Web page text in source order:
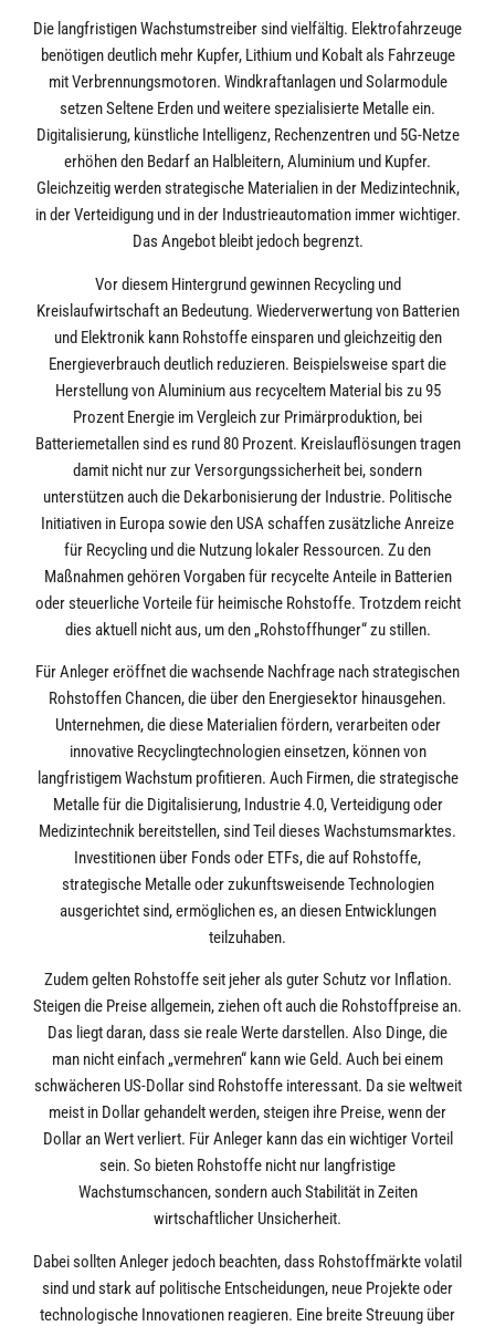
Die langfristigen Wachstumstreiber sind vielfältig. Elektrofahrzeuge
benötigen deutlich mehr Kupfer, Lithium und Kobalt als Fahrzeuge
mit Verbrennungsmotoren. Windkraftanlagen und Solarmodule
setzen Seltene Erden und weitere spezialisierte Metalle ein.
Digitalisierung, künstliche Intelligenz, Rechenzentren und 5G-Netze
erhöhen den Bedarf an Halbleitern, Aluminium und Kupfer.
Gleichzeitig werden strategische Materialien in der Medizintechnik,
in der Verteidigung und in der Industrieautomation immer wichtiger.
Das Angebot bleibt jedoch begrenzt.
Vor diesem Hintergrund gewinnen Recycling und
Kreislaufwirtschaft an Bedeutung. Wiederverwertung von Batterien
und Elektronik kann Rohstoffe einsparen und gleichzeitig den
Energieverbrauch deutlich reduzieren. Beispielsweise spart die
Herstellung von Aluminium aus recyceltem Material bis zu 95
Prozent Energie im Vergleich zur Primärproduktion, bei
Batteriemetallen sind es rund 80 Prozent. Kreislauflösungen tragen
damit nicht nur zur Versorgungssicherheit bei, sondern
unterstützen auch die Dekarbonisierung der Industrie. Politische
Initiativen in Europa sowie den USA schaffen zusätzliche Anreize
für Recycling und die Nutzung lokaler Ressourcen. Zu den
Maßnahmen gehören Vorgaben für recycelte Anteile in Batterien
oder steuerliche Vorteile für heimische Rohstoffe. Trotzdem reicht
dies aktuell nicht aus, um den „Rohstoffhunger“ zu stillen.
Für Anleger eröffnet die wachsende Nachfrage nach strategischen
Rohstoffen Chancen, die über den Energiesektor hinausgehen.
Unternehmen, die diese Materialien fördern, verarbeiten oder
innovative Recyclingtechnologien einsetzen, können von
langfristigem Wachstum profitieren. Auch Firmen, die strategische
Metalle für die Digitalisierung, Industrie 4.0, Verteidigung oder
Medizintechnik bereitstellen, sind Teil dieses Wachstumsmarktes.
Investitionen über Fonds oder ETFs, die auf Rohstoffe,
strategische Metalle oder zukunftsweisende Technologien
ausgerichtet sind, ermöglichen es, an diesen Entwicklungen
teilzuhaben.
Zudem gelten Rohstoffe seit jeher als guter Schutz vor Inflation.
Steigen die Preise allgemein, ziehen oft auch die Rohstoffpreise an.
Das liegt daran, dass sie reale Werte darstellen. Also Dinge, die
man nicht einfach „vermehren“ kann wie Geld. Auch bei einem
schwächeren US-Dollar sind Rohstoffe interessant. Da sie weltweit
meist in Dollar gehandelt werden, steigen ihre Preise, wenn der
Dollar an Wert verliert. Für Anleger kann das ein wichtiger Vorteil
sein. So bieten Rohstoffe nicht nur langfristige
Wachstumschancen, sondern auch Stabilität in Zeiten
wirtschaftlicher Unsicherheit.
Dabei sollten Anleger jedoch beachten, dass Rohstoffmärkte volatil
sind und stark auf politische Entscheidungen, neue Projekte oder
technologische Innovationen reagieren. Eine breite Streuung über